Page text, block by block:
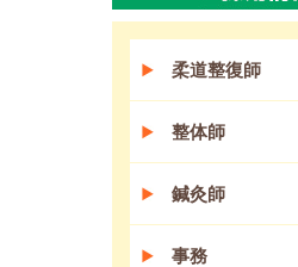
柔道整復師
整体師
鍼灸師
事務